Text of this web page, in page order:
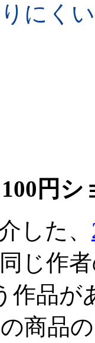
にく
円シ
した、
じ作者
作品が
商品